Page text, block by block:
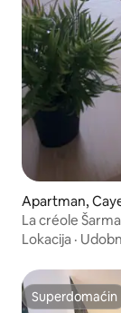
Apartman,
La créole
Lokacija ·
Superdomaćin
Superdomaćin